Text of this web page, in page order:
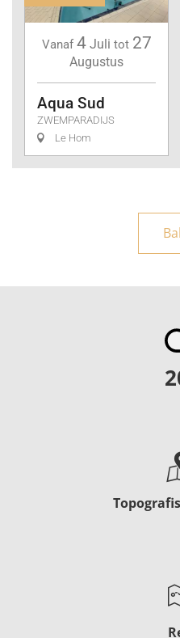
Vanaf 4 Juli tot 27
Augustus
Aqua Sud
ZWEMPARADIJS
Le Hom